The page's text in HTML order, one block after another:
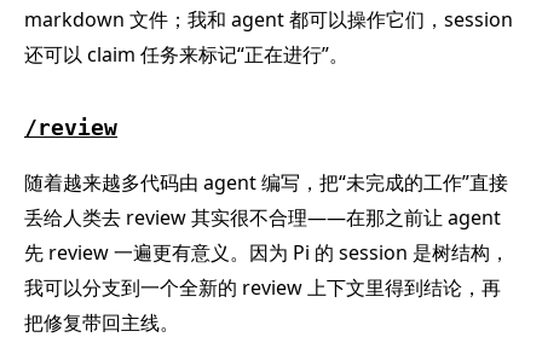
markdown 文件；我和 agent 都可以操作它们，session
还可以 claim 任务来标记“正在进行”。
/review
随着越来越多代码由 agent 编写，把“未完成的工作”直接
丢给人类去 review 其实很不合理——在那之前让 agent
先 review 一遍更有意义。因为 Pi 的 session 是树结构，
我可以分支到一个全新的 review 上下文里得到结论，再
把修复带回主线。